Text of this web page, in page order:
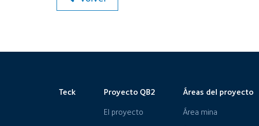
Teck Proyecto QB2
El proyecto
Áreas del proyecto
Área mina